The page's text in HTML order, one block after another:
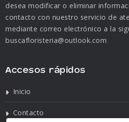
desea modificar o eliminar
contacto con nuestro servicio de
mediante correo electrónico a la
buscafloristeria@outlook.com
Accesos rápidos
Inicio
Contacto